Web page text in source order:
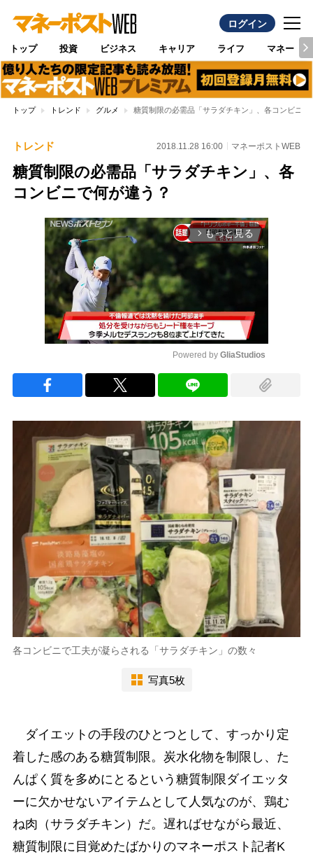
ログイン
トップ 投資 ビジネス キャリア ライフ マネー
トップ トレンド グルメ 糖質制限の必需品「サラダチキン」、各コンビニで
トレンド 2018.11.28 16:00 マネーポストWEB
糖質制限の必需品「サラダチキン」、各
コンビニで何が違う？
arrow_forward_ios もっと見る
Powered by GliaStudios
各コンビニで工夫が凝らされる「サラダチキン」の数々
写真5枚
ダイエットの手段のひとつとして、すっかり定
着した感のある糖質制限。炭水化物を制限し、た
んぱく質を多めにとるという糖質制限ダイエッタ
ーに欠かせないアイテムとして人気なのが、鶏む
ね肉（サラダチキン）だ。遅ればせながら最近、
糖質制限に目覚めたばかりのマネーポスト記者K